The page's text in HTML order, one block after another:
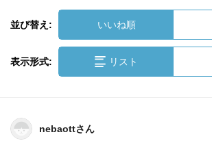
並び替え: いいね順
表示形式: リスト
nebaottさん